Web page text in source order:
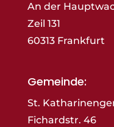
An der
Zeil 131
60313 Frankfurt
Gemeinde:
St.
Fichardstr. 46